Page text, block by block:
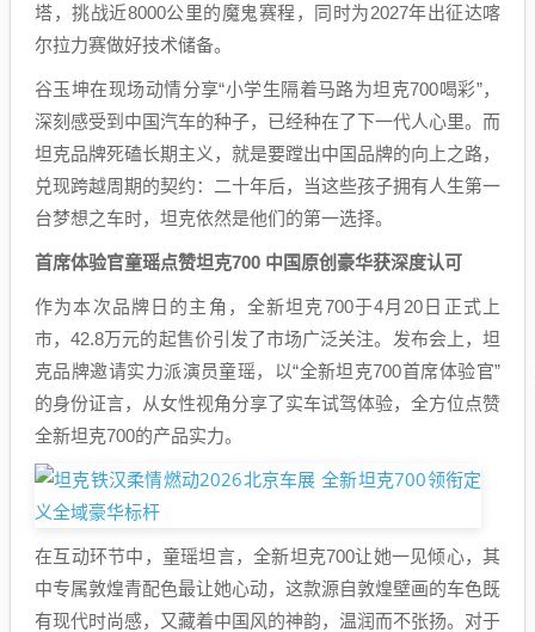
塔，挑战近8000公里的魔鬼赛程，同时为2027年出征达喀
尔拉力赛做好技术储备。
谷玉坤在现场动情分享“小学生隔着马路为坦克700喝彩”，
深刻感受到中国汽车的种子，已经种在了下一代人心里。而
坦克品牌死磕长期主义，就是要蹚出中国品牌的向上之路，
兑现跨越周期的契约：二十年后，当这些孩子拥有人生第一
台梦想之车时，坦克依然是他们的第一选择。
首席体验官童瑶点赞坦克700 中国原创豪华获深度认可
作为本次品牌日的主角，全新坦克700于4月20日正式上
市，42.8万元的起售价引发了市场广泛关注。发布会上，坦
克品牌邀请实力派演员童瑶，以“全新坦克700首席体验官”
的身份证言，从女性视角分享了实车试驾体验，全方位点赞
全新坦克700的产品实力。
在互动环节中，童瑶坦言，全新坦克700让她一见倾心，其
中专属敦煌青配色最让她心动，这款源自敦煌壁画的车色既
有现代时尚感，又藏着中国风的神韵，温润而不张扬。对于